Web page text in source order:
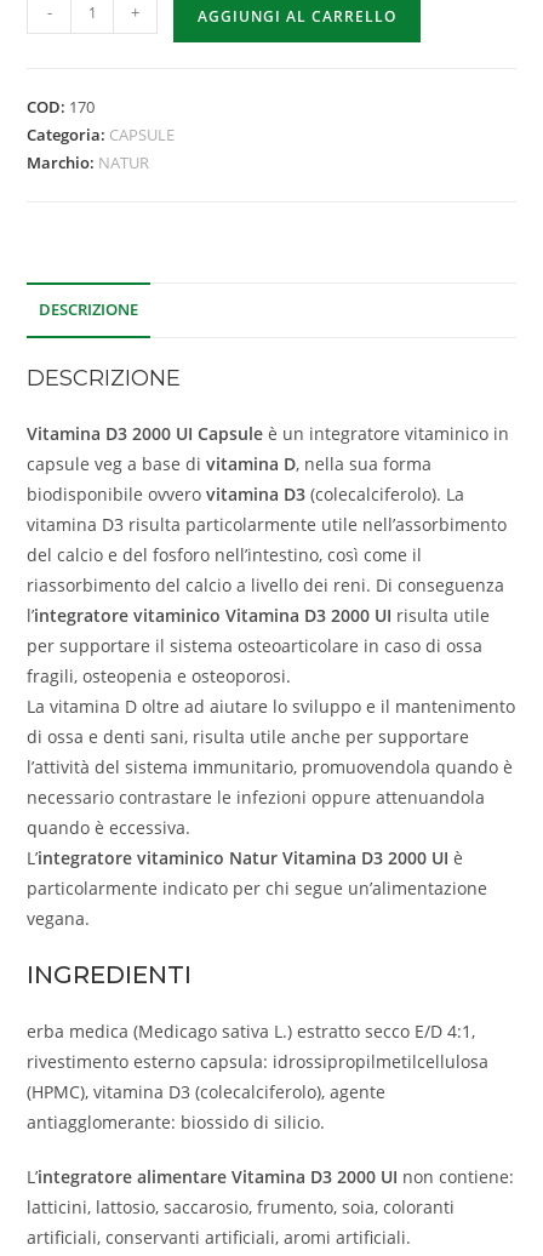
- + AGGIUNGI AL CARRELLO
COD: 170
Categoria: CAPSULE
Marchio: NATUR
DESCRIZIONE
DESCRIZIONE
Vitamina D3 2000 UI Capsule è un integratore vitaminico in
capsule veg a base divitamina D, nella sua forma
biodisponibile ovverovitamina D3 (colecalciferolo). La
vitamina D3 risulta particolarmente utile nell’assorbimento
del calcio e del fosforo nell’intestino, così come il
riassorbimento del calcio a livello dei reni. Di conseguenza
l’integratore vitaminico Vitamina D3 2000 UI risulta utile
per supportare il sistema osteoarticolare in caso di ossa
fragili, osteopenia e osteoporosi.
La vitamina D oltre ad aiutare lo sviluppo e il mantenimento
di ossa e denti sani, risulta utile anche per supportare
l’attività del sistema immunitario, promuovendola quando è
necessario contrastare le infezioni oppure attenuandola
quando è eccessiva.
L’integratore vitaminico Natur Vitamina D3 2000 UI è
particolarmente indicato per chi segue un’alimentazione
vegana.
INGREDIENTI
erba medica (Medicago sativa L.) estratto secco E/D 4:1,
rivestimento esterno capsula: idrossipropilmetilcellulosa
(HPMC), vitamina D3 (colecalciferolo), agente
antiagglomerante: biossido di silicio.
L’integratore alimentare Vitamina D3 2000 UI non contiene:
latticini, lattosio, saccarosio, frumento, soia, coloranti
artificiali, conservanti artificiali, aromi artificiali.